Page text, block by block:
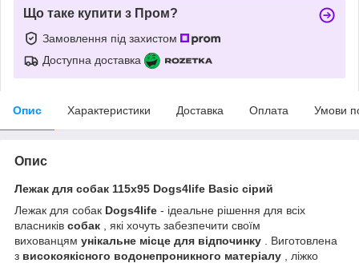
Що таке купити з Пром?
Замовлення під захистом
Доступна доставка
Опис Характеристики Доставка Оплата Умови
Опис
Лежак для собак 115х95 Dogs4life Basic сірий
Лежак для собак Dogs4life - ідеальне рішення для всіх
власників собак , які хочуть забезпечити своїм
вихованцям унікальне місце для відпочинку . Виготовлена
з високоякісного водонепроникного матеріалу , ліжко